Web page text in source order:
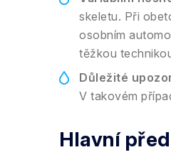
skeletu. Při
osobním
těžkou
Důležité
V takovém
Hlavní